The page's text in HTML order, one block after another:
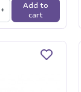
+
Add to
cart